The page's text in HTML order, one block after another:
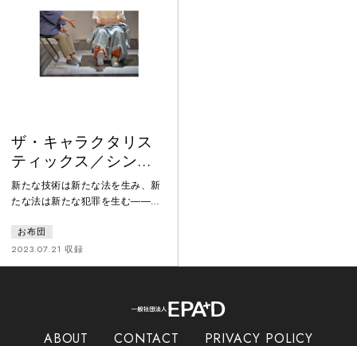
い未来。戦火の街で暮らす二人の
姉妹が直面する運命とは――。向
こう側（フィクション）の戦争
が、わたしたちの今を照らし出
ザ・キャラクタリス
ティックス／シンダ
ー・オブ・プロメテ
ウス
新たな技術は新たな法を生み、新
たな法は新たな犯罪を生む――。
ーク）と呼ばれる未来の社会共同
体。ある日、派遣社員である
「私」は、ニュースの中に自らが
た。だが、事件の姿は調べるうち
お布団
2023.07.21 収録
ABOUT CONTACT PRIVACY POLICY